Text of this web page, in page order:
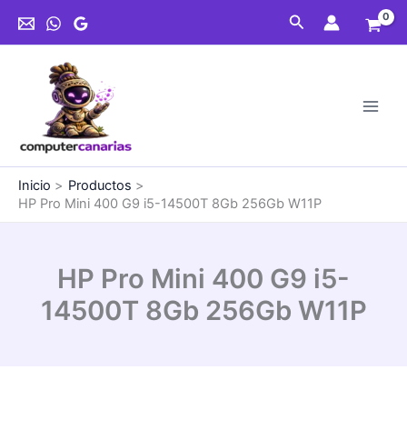
Buscar
Inicio
Productos
HP Pro Mini 400 G9 i5-14500T 8Gb 256Gb W11P
HP Pro Mini 400 G9 i5-
14500T 8Gb 256Gb W11P